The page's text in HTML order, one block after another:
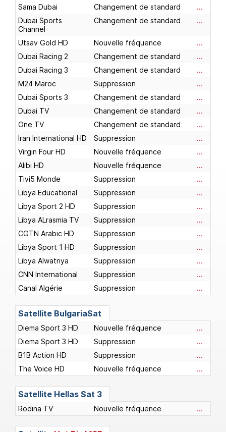
Sama Dubai
Changement de standard
...
Dubai Sports
Channel
Changement de standard ...
Utsav Gold HD Nouvelle fréquence
...
Dubai Racing 2
Changement de standard
...
Dubai Racing 3
Changement de standard
...
M24 Maroc
Suppression
...
Dubai Sports 3
Changement de standard
...
Dubai TV
Changement de standard
...
One TV
Changement de standard
...
Iran International HD
Suppression
...
Virgin Four HD
Nouvelle fréquence
...
Alibi HD
Nouvelle fréquence
...
Tivi5 Monde
Suppression
...
Libya Educational
Suppression
...
Libya Sport 2 HD
Suppression
...
Libya ALrasmia TV
Suppression
...
CGTN Arabic HD
Suppression
...
Libya Sport 1 HD
Suppression
...
Libya Alwatnya
Suppression
...
CNN International
Suppression
...
Canal Algérie
Suppression ...
Satellite BulgariaSat
Diema Sport 3 HD Nouvelle fréquence
...
Diema Sport 3 HD
Suppression
...
B1B Action HD
Suppression
...
The Voice HD
Nouvelle fréquence ...
Satellite Hellas Sat 3
Rodina TV Nouvelle fréquence ...